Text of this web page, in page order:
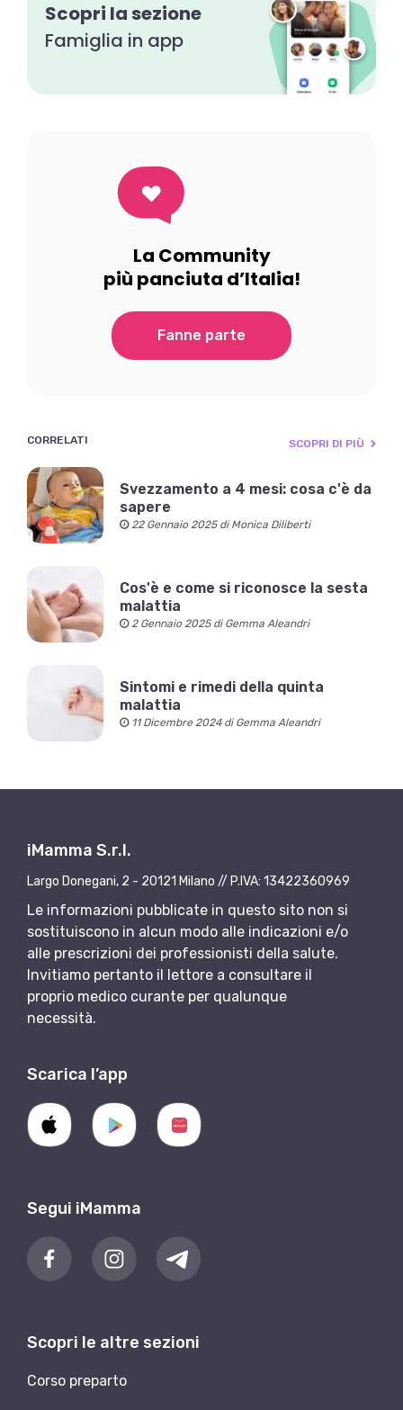
Scopri la sezione
Famiglia in app
La Community
più panciuta d’Italia!
Fanne parte
CORRELATI SCOPRI DI PIÙ
Svezzamento a 4 mesi: cosa c'è da
sapere
22 Gennaio 2025 di Monica Diliberti
Cos'è e come si riconosce la sesta
malattia
2 Gennaio 2025 di Gemma Aleandri
Sintomi e rimedi della quinta
malattia
11 Dicembre 2024 di Gemma Aleandri
iMamma S.r.l.
Largo Donegani, 2 - 20121 Milano // P.IVA: 13422360969
Le informazioni pubblicate in questo sito non si
sostituiscono in alcun modo alle indicazioni e/o
alle prescrizioni dei professionisti della salute.
Invitiamo pertanto il lettore a consultare il
proprio medico curante per qualunque
necessità.
Scarica l’app
Segui iMamma
Scopri le altre sezioni
Corso preparto